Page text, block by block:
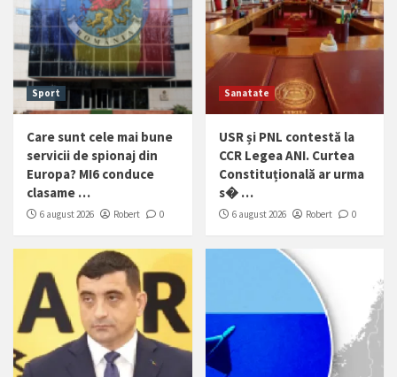
Sport
Care sunt cele mai bune
servicii de spionaj din
Europa? MI6 conduce
clasame …
6 august 2026 Robert 0
Sanatate
USR și PNL contestă la
CCR Legea ANI. Curtea
Constituțională ar urma
s� …
6 august 2026 Robert 0